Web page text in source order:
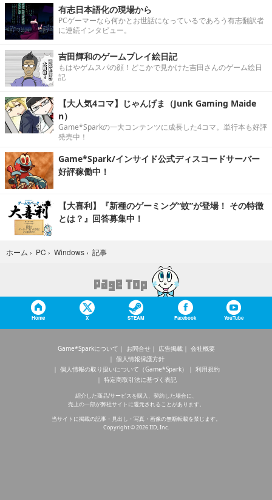
有志日本語化の現場から
PCゲーマーなら何かとお世話になっているであろう有志翻訳者
に連続インタビュー。
吉田輝和のゲームプレイ絵日記
もはやゲムスパの顔！どこかで見かけた吉田さんのゲーム絵日
記
【大人気4コマ】じゃんげま（Junk Gaming Maide
n）
Game*Sparkの一大コンテンツに成長した4コマ。単行本も好評
発売中！
Game*Spark/インサイド公式ディスコードサーバー
好評稼働中！
【大喜利】『新種のゲーミング“蚊”が登場！ その特徴
とは？』回答募集中！
ホーム › PC › Windows › 記事
Home X STEAM Facebook YouTube
Game*Sparkについて お問合せ 広告掲載
会社概要
個人情報保護方針
個人情報の取り扱いについて（Game*Spark）
利用規約
特定商取引法に基づく表記
紹介した商品/サービスを購入、契約した場合に、
売上の一部が弊社サイトに還元されることがあります。
当サイトに掲載の記事・見出し・写真・画像の無断転載を禁じます。
Copyright © 2026 IID, Inc.